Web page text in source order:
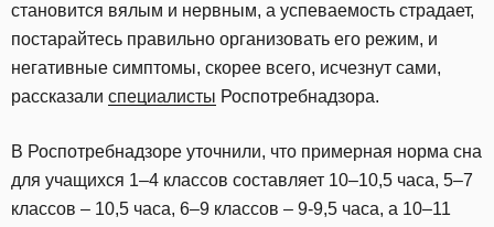
становится вялым и нервным, а успеваемость страдает,
постарайтесь правильно организовать его режим, и
негативные симптомы, скорее всего, исчезнут сами,
рассказали специалисты Роспотребнадзора.
В Роспотребнадзоре уточнили, что примерная норма сна
для учащихся 1–4 классов составляет 10–10,5 часа, 5–7
классов – 10,5 часа, 6–9 классов – 9-9,5 часа, а 10–11